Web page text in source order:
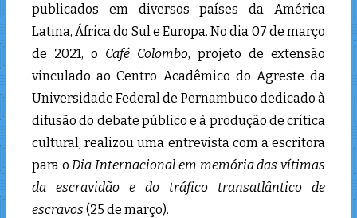
publicados em diversos países da América
Latina, África do Sul e Europa. No dia 07 de março
de 2021, o Café Colombo, projeto de extensão
vinculado ao Centro Acadêmico do Agreste da
Universidade Federal de Pernambuco dedicado à
difusão do debate público e à produção de crítica
cultural, realizou uma entrevista com a escritora
para o Dia Internacional em memória das vítimas
da escravidão e do tráfico transatlântico de
escravos (25 de março).